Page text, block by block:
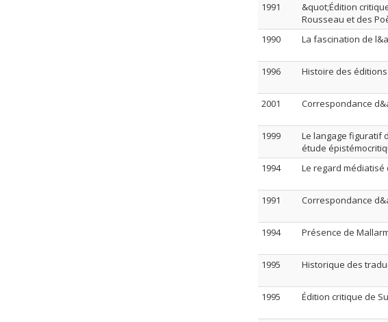
1991
&quot;Édition
Rousseau et des
1990
La fascination de
1996
Histoire des
2001
Correspondance
1999
Le langage figuratif
étude
1994
Le regard
1991
Correspondance
1994
Présence de
1995
Historique des
1995
Édition critique de